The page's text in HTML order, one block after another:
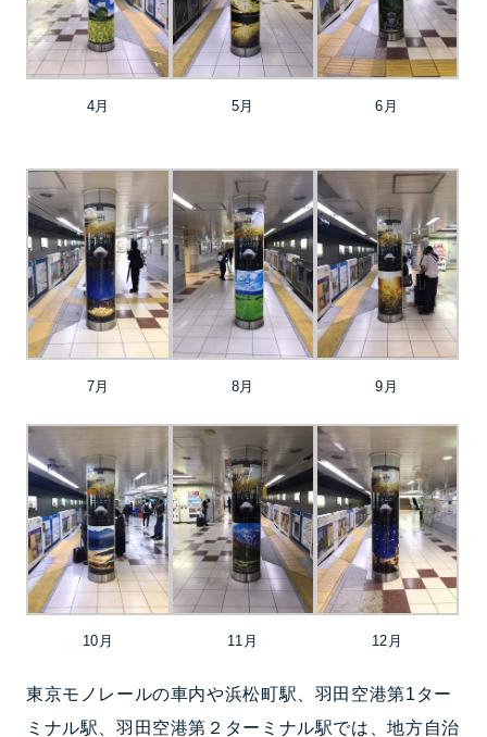
4月 5月 6月
7月 8月 9月
10月 11月 12月
東京モノレールの車内や浜松町駅、羽田空港第1ター
ミナル駅、羽田空港第２ターミナル駅では、地方自治